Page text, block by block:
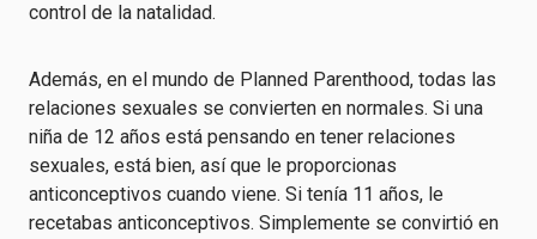
control de la natalidad.
Además, en el mundo de Planned Parenthood, todas las
relaciones sexuales se convierten en normales. Si una
niña de 12 años está pensando en tener relaciones
sexuales, está bien, así que le proporcionas
anticonceptivos cuando viene. Si tenía 11 años, le
recetabas anticonceptivos. Simplemente se convirtió en